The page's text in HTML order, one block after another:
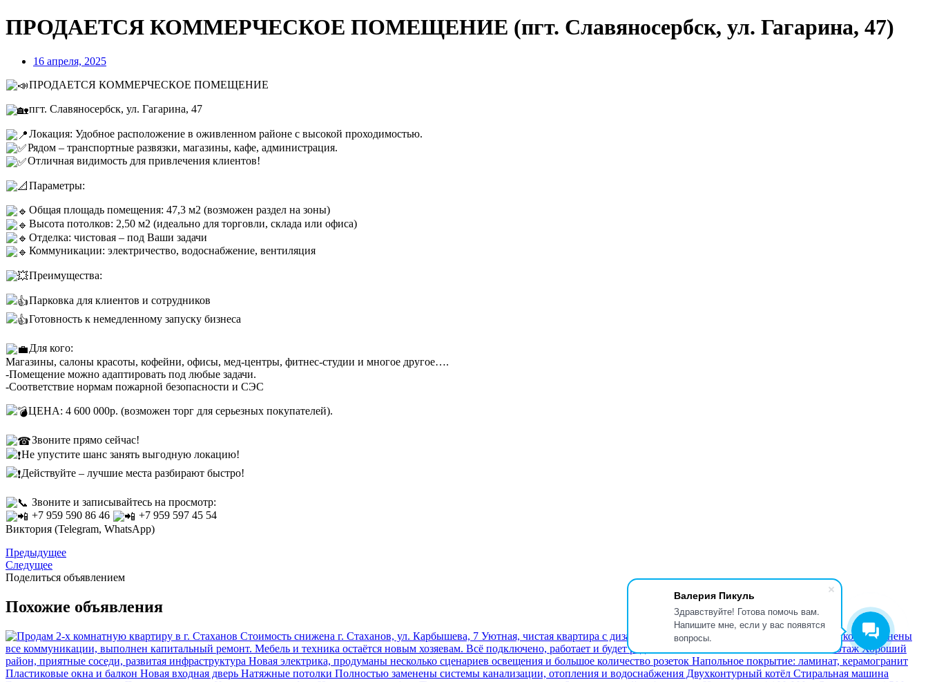
Валерия Пикуль
Здравствуйте! Готова помочь вам.
Напишите мне, если у вас появятся
вопросы.
ПРОДАЕТСЯ КОММЕРЧЕСКОЕ ПОМЕЩЕНИЕ (пгт. Славяносербск, ул. Гагарина, 47)
16 апреля, 2025
ПРОДАЕТСЯ КОММЕРЧЕСКОЕ ПОМЕЩЕНИЕ
пгт. Славяносербск, ул. Гагарина, 47
Локация: Удобное расположение в оживленном районе с высокой проходимостью.
Рядом – транспортные развязки, магазины, кафе, администрация.
Отличная видимость для привлечения клиентов!
Параметры:
Общая площадь помещения: 47,3 м2 (возможен раздел на зоны)
Высота потолков: 2,50 м2 (идеально для торговли, склада или офиса)
Отделка: чистовая – под Ваши задачи
Коммуникации: электричество, водоснабжение, вентиляция
Преимущества:
Парковка для клиентов и сотрудников
Готовность к немедленному запуску бизнеса
Для кого:
Магазины, салоны красоты, кофейни, офисы, мед-центры, фитнес-студии и многое другое….
-Помещение можно адаптировать под любые задачи.
-Соответствие нормам пожарной безопасности и СЭС
ЦЕНА: 4 600 000р. (возможен торг для серьезных покупателей).
Звоните прямо сейчас!
Не упустите шанс занять выгодную локацию!
Действуйте – лучшие места разбирают быстро!
Звоните и записывайтесь на просмотр:
+7 959 590 86 46
+7 959 597 45 54
Виктория (Telegram, WhatsApp)
Предыдущее
Следущее
Поделиться объявлением
Похожие объявления